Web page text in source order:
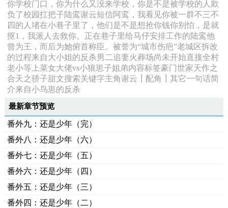
你学校门口，你为什么又没来学校，你是不是被学校的人欺
负了校园扛把子陆鸾谢云短信阿鸾，我看见你被一群不三不
四的人堵在小巷子里了，他们是不是想抢你钱你别怕，是就
抠1，我派人去救你。正在巷子里给马仔安排工作的陆鸾他
曾为王，而后为她俯首称臣。被誉为“城市伤疤”老城区拆改
的过程来自大小姐的反杀男二追妻火葬场尚未开始直接全村
老小等上菜女大佬vs小狼崽子姐弟内容标签豪门世家天作之
合天之骄子甜文搜索关键字主角谢云┃配角┃其它一句话简
介来自小鸟崽的反杀
最新章节预览
番外九：还是少年（完）
番外八：还是少年（六）
番外七：还是少年（五）
番外六：还是少年（四）
番外五：还是少年（三）
番外四：还是少年（二）